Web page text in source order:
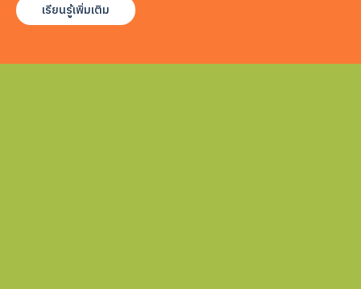
เรียนรู้เพิ่มเติม